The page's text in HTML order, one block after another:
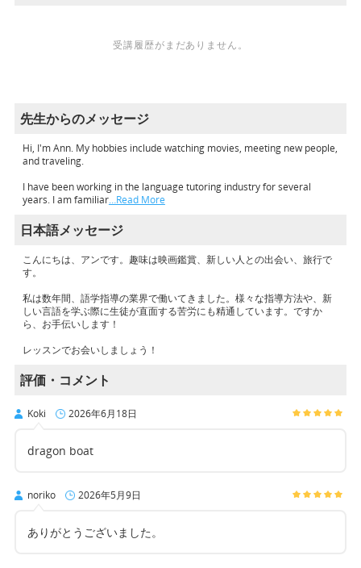
受講履歴がまだありません。
先生からのメッセージ
Hi, I'm Ann. My hobbies include watching movies, meeting new people,
and traveling.
I have been working in the language tutoring industry for several
years. I am familiar…Read More
日本語メッセージ
こんにちは、アンです。趣味は映画鑑賞、新しい人との出会い、旅行で
す。
私は数年間、語学指導の業界で働いてきました。様々な指導方法や、新
しい言語を学ぶ際に生徒が直面する苦労にも精通しています。ですか
ら、お手伝いします！
レッスンでお会いしましょう！
評価・コメント
Koki 2026年6月18日
dragon boat
noriko 2026年5月9日
ありがとうございました。